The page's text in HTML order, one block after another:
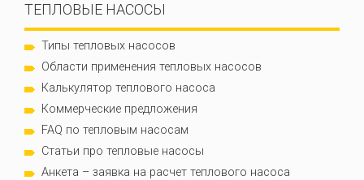
ТЕПЛОВЫЕ НАСОСЫ
Типы тепловых насосов
Области применения тепловых насосов
Калькулятор теплового насоса
Коммерческие предложения
FAQ по тепловым насосам
Статьи про тепловые насосы
Анкета – заявка на расчет теплового насоса